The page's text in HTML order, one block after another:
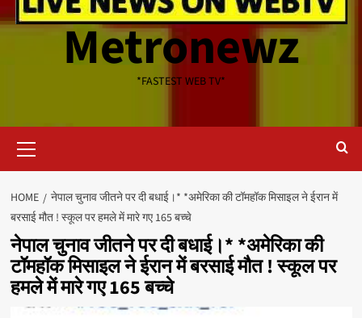
Metronewz
*FASTEST WEB TV*
Menu
HOME
नेपाल चुनाव जीतने पर दी बधाई‌।* *अमेरिका की टॉमहॉक मिसाइल ने ईरान में
बरसाई मौत ! स्कूल पर हमले में मारे गए 165 बच्चे
नेपाल चुनाव जीतने पर दी बधाई‌।* *अमेरिका की
टॉमहॉक मिसाइल ने ईरान में बरसाई मौत ! स्कूल पर
हमले में मारे गए 165 बच्चे